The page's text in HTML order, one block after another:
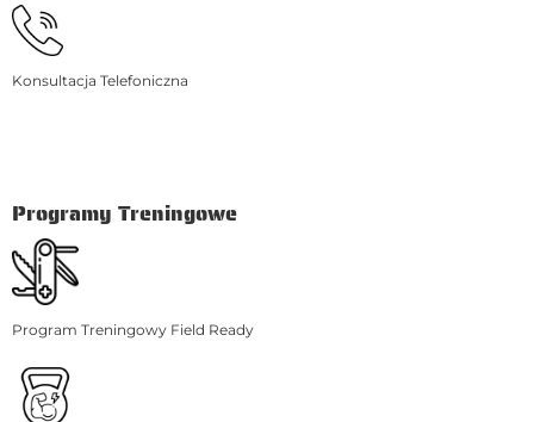
Konsultacja Telefoniczna
Programy Treningowe
Program Treningowy Field Ready